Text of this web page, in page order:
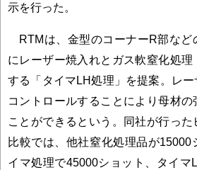
示を行った。
RTMは、金型のコーナーR部など
にレーザー焼入れとガス軟窒化処理
する「タイマLH処理」を提案。レ
コントロールすることにより母材
ことができるという。同社が行っ
比較では、他社窒化処理品が15000
イマ処理で45000ショット、タイマ